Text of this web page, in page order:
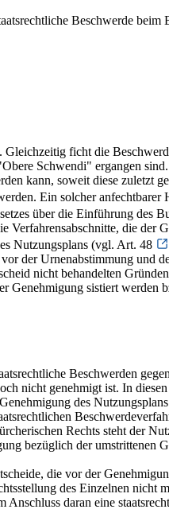
Beschwerde beim
ficht die
Schwendi" ergangen
kann, soweit diese zuletzt
Ein solcher anfechtbarer
über die Einführung des
die der
Nutzungsplans (vgl. Art. 48
der Urnenabstimmung und
nicht behandelten
Genehmigung sistiert werden
Beschwerden
nicht genehmigt ist. In
des
Rechts steht der
bezüglich der umstrittenen
die vor der
des Einzelnen nicht
daran eine